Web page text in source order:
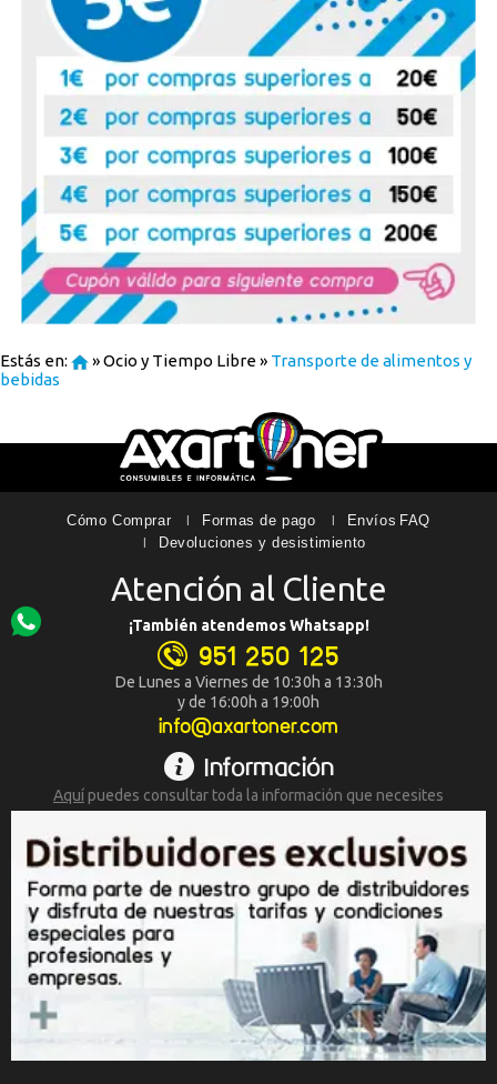
Estás en: »Ocio y Tiempo Libre» Transporte de alimentos y
bebidas
Cómo Comprar Formas de pago Envíos FAQ
Devoluciones y desistimiento
Atención al Cliente
¡También atendemos Whatsapp!
951 250 125
De Lunes a Viernes de 10:30h a 13:30h
y de 16:00h a 19:00h
info@axartoner.com
Información
Aquípuedes consultar toda la información que necesites